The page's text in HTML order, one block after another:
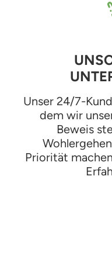
Unser 24/7-
dem wir
Beweis
Priorität